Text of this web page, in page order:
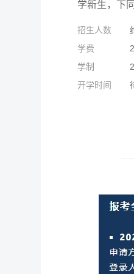
学新生，下
招生人数
学费
学制
开学时间